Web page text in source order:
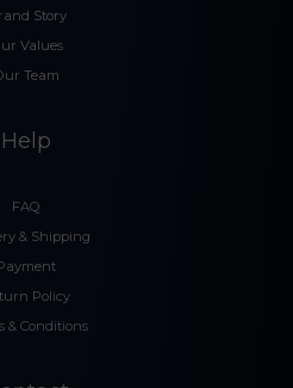
Story
Values
Team
Help
FAQ
& Shipping
Policy
& Conditions